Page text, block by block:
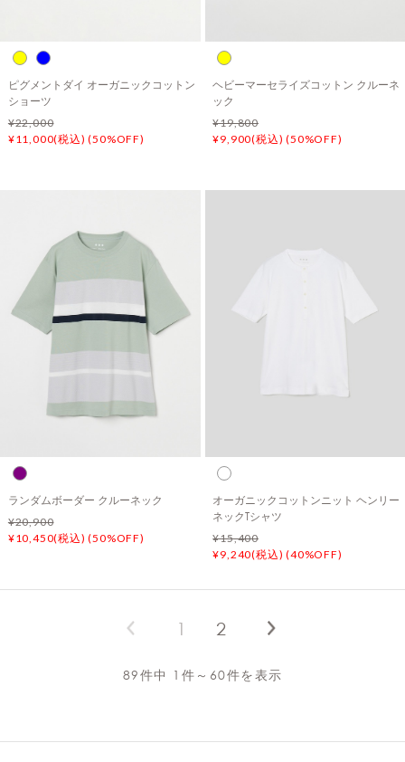
ピグメントダイ オーガニックコットン
ショーツ
¥22,000
¥11,000(税込) (50%OFF)
ヘビーマーセライズコットン クルーネ
ック
¥19,800
¥9,900(税込) (50%OFF)
ランダムボーダー クルーネック
¥20,900
¥10,450(税込) (50%OFF)
オーガニックコットンニット ヘンリー
ネックTシャツ
¥15,400
¥9,240(税込) (40%OFF)
1 2
89件中 1件～60件を表示